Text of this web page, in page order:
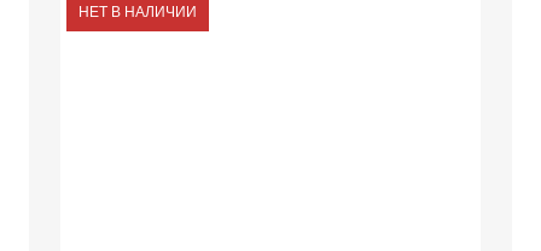
НЕТ В НАЛИЧИИ